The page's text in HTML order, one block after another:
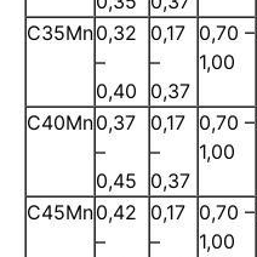
C35Mn0,32
–
0,40
0,17
–
0,37
0,70 –
1,00
C40Mn0,37
–
0,45
0,17
–
0,37
0,70 –
1,00
C45Mn0,42
–
0,17
–
0,70 –
1,00